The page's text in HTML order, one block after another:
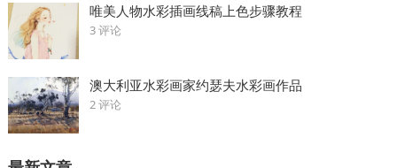
唯美人物水彩插画线稿上色步骤教程
3 评论
澳大利亚水彩画家约瑟夫水彩画作品
2 评论